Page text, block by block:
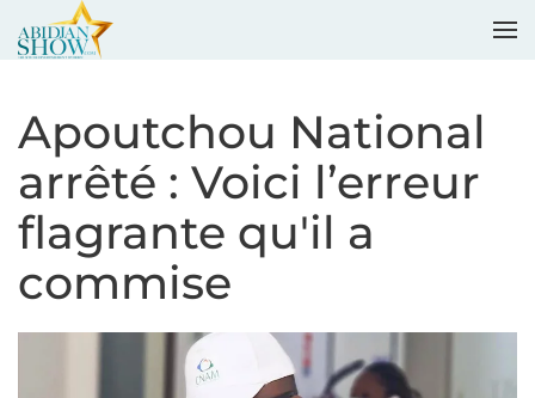
Apoutchou National
arrêté : Voici l’erreur
flagrante qu'il a
commise